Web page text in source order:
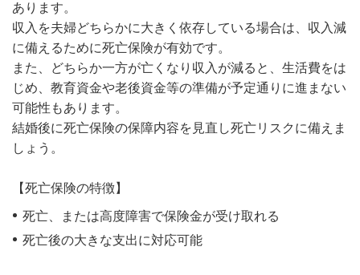
あります。
収入を夫婦どちらかに大きく依存している場合は、収入減
に備えるために死亡保険が有効です。
また、どちらか一方が亡くなり収入が減ると、生活費をは
じめ、教育資金や老後資金等の準備が予定通りに進まない
可能性もあります。
結婚後に死亡保険の保障内容を見直し死亡リスクに備えま
しょう。
【死亡保険の特徴】
死亡、または高度障害で保険金が受け取れる
死亡後の大きな支出に対応可能